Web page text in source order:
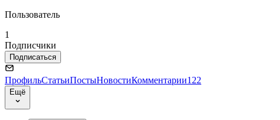
Пользователь
1
Подписчики
Подписаться
ПрофильСтатьиПостыНовостиКомментарии122
Ещё